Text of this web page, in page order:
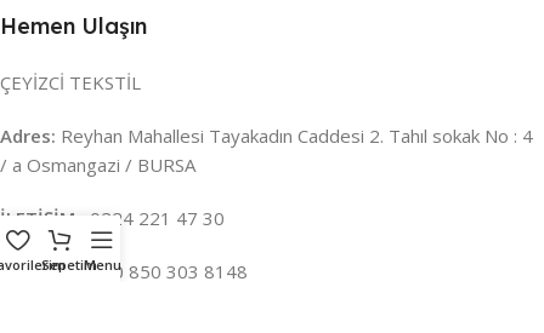
Hemen Ulaşın
ÇEYİZCİ TEKSTİL
Adres: Reyhan Mahallesi Tayakadın Caddesi 2. Tahıl sokak No : 4
/ a Osmangazi / BURSA
İLETİŞİM : 0224 221 47 30
WHATSAPP :0 850 303 8148
SepetimMenu